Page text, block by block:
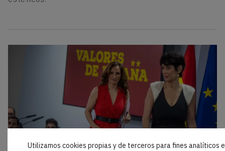
Utilizamos cookies propias y de terceros para fines analíticos